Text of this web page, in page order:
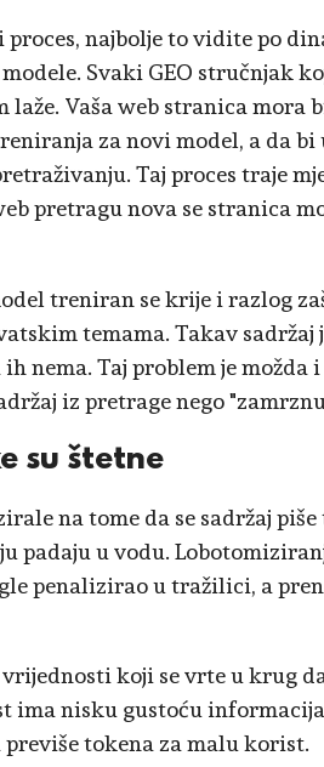
proces, najbolje to vidite po
Svaki GEO stručnjak
laže. Vaša web stranica
za novi model, a da
Taj proces traje
pretragu nova se stranica
treniran se krije i razlog
temama. Takav sadržaj
nema. Taj problem je možda
iz pretrage nego
su štetne
na tome da se sadržaj
padaju u vodu.
penalizirao u tražilici, a
koji se vrte u krug
ima nisku gustoću
tokena za malu korist.